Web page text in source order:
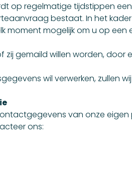
op regelmatige tijdstippen
bestaat. In het
moment mogelijk om u op
gemaild willen worden,
wil verwerken, zullen
van onze
ons: